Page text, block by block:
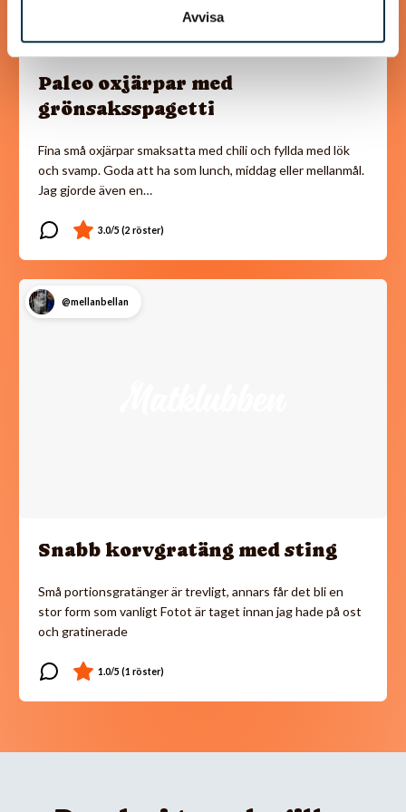
Avvisa
Paleo oxjärpar med
grönsaksspagetti
Fina små oxjärpar smaksatta med chili och fyllda med lök
och svamp. Goda att ha som lunch, middag eller mellanmål.
Jag gjorde även en…
@mellanbellan
Snabb korvgratäng med sting
Små portionsgratänger är trevligt, annars får det bli en
stor form som vanligt Fotot är taget innan jag hade på ost
och gratinerade